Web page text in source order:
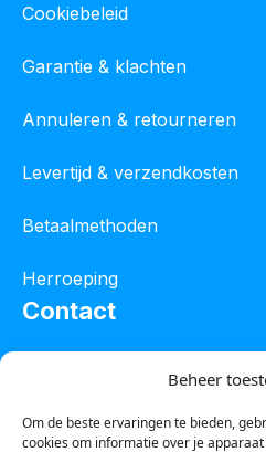
Beheer
Om de beste ervaringen te bieden,
cookies om informatie over je
Cookiebeleid
Garantie & klachten
Annuleren & retourneren
Levertijd & verzendkosten
Betaalmethoden
Herroeping
Contact